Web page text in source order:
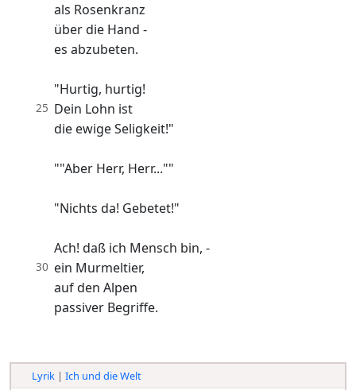
als Rosenkranz
über die Hand -
es abzubeten.
"Hurtig, hurtig!
25 Dein Lohn ist
die ewige Seligkeit!"
""Aber Herr, Herr...""
"Nichts da! Gebetet!"
Ach! daß ich Mensch bin, -
30 ein Murmeltier,
auf den Alpen
passiver Begriffe.
Lyrik| Ich und die Welt